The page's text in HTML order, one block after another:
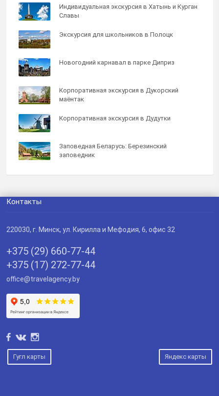
Индивидуальная экскурсия в Хатынь и Курган
Славы
Экскурсия для школьников в Полоцк
Новогодний карнавал в парке Диприз
Корпоративная экскурсия в Дукорский
маёнтак
Корпоративная экскурсия в Дудутки
Заповедная Беларусь: Березинский
заповедник
Контакты
220030, г. Минск, ул. Кирилла и Мефодия, 6, офис 32
+375 (29) 660-77-44
+375 (17) 272-77-44
office@travelagency.by
Гугл карты Яндекс карты